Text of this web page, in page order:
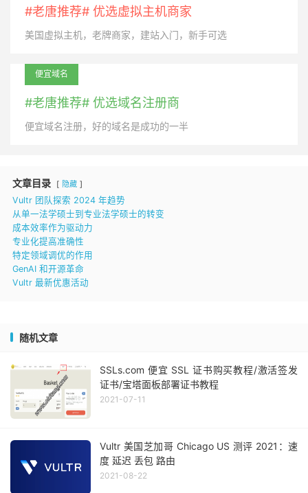
#老唐推荐# 优选虚拟主机商家
美国虚拟主机，老牌商家，建站入门，新手可选
便宜域名
#老唐推荐# 优选域名注册商
便宜域名注册，好的域名是成功的一半
文章目录 隐藏
Vultr 团队探索 2024 年趋势
从单一法学硕士到专业法学硕士的转变
成本效率作为驱动力
专业化提高准确性
特定领域调优的作用
GenAI 和开源革命
Vultr 最新优惠活动
随机文章
SSLs.com 便宜 SSL 证书购买教程/激活签发
证书/宝塔面板部署证书教程
2021-07-11
Vultr 美国芝加哥 Chicago US 测评 2021：速
度 延迟 丢包 路由
2021-08-22